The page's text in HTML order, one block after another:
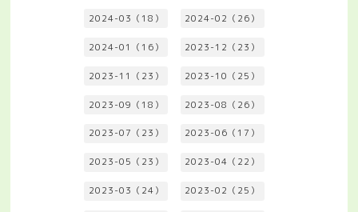
2024-03（18） 2024-02（26）
2024-01（16） 2023-12（23）
2023-11（23） 2023-10（25）
2023-09（18） 2023-08（26）
2023-07（23） 2023-06（17）
2023-05（23） 2023-04（22）
2023-03（24） 2023-02（25）